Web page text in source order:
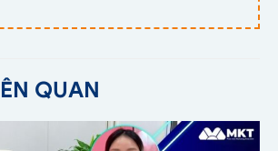
QUAN